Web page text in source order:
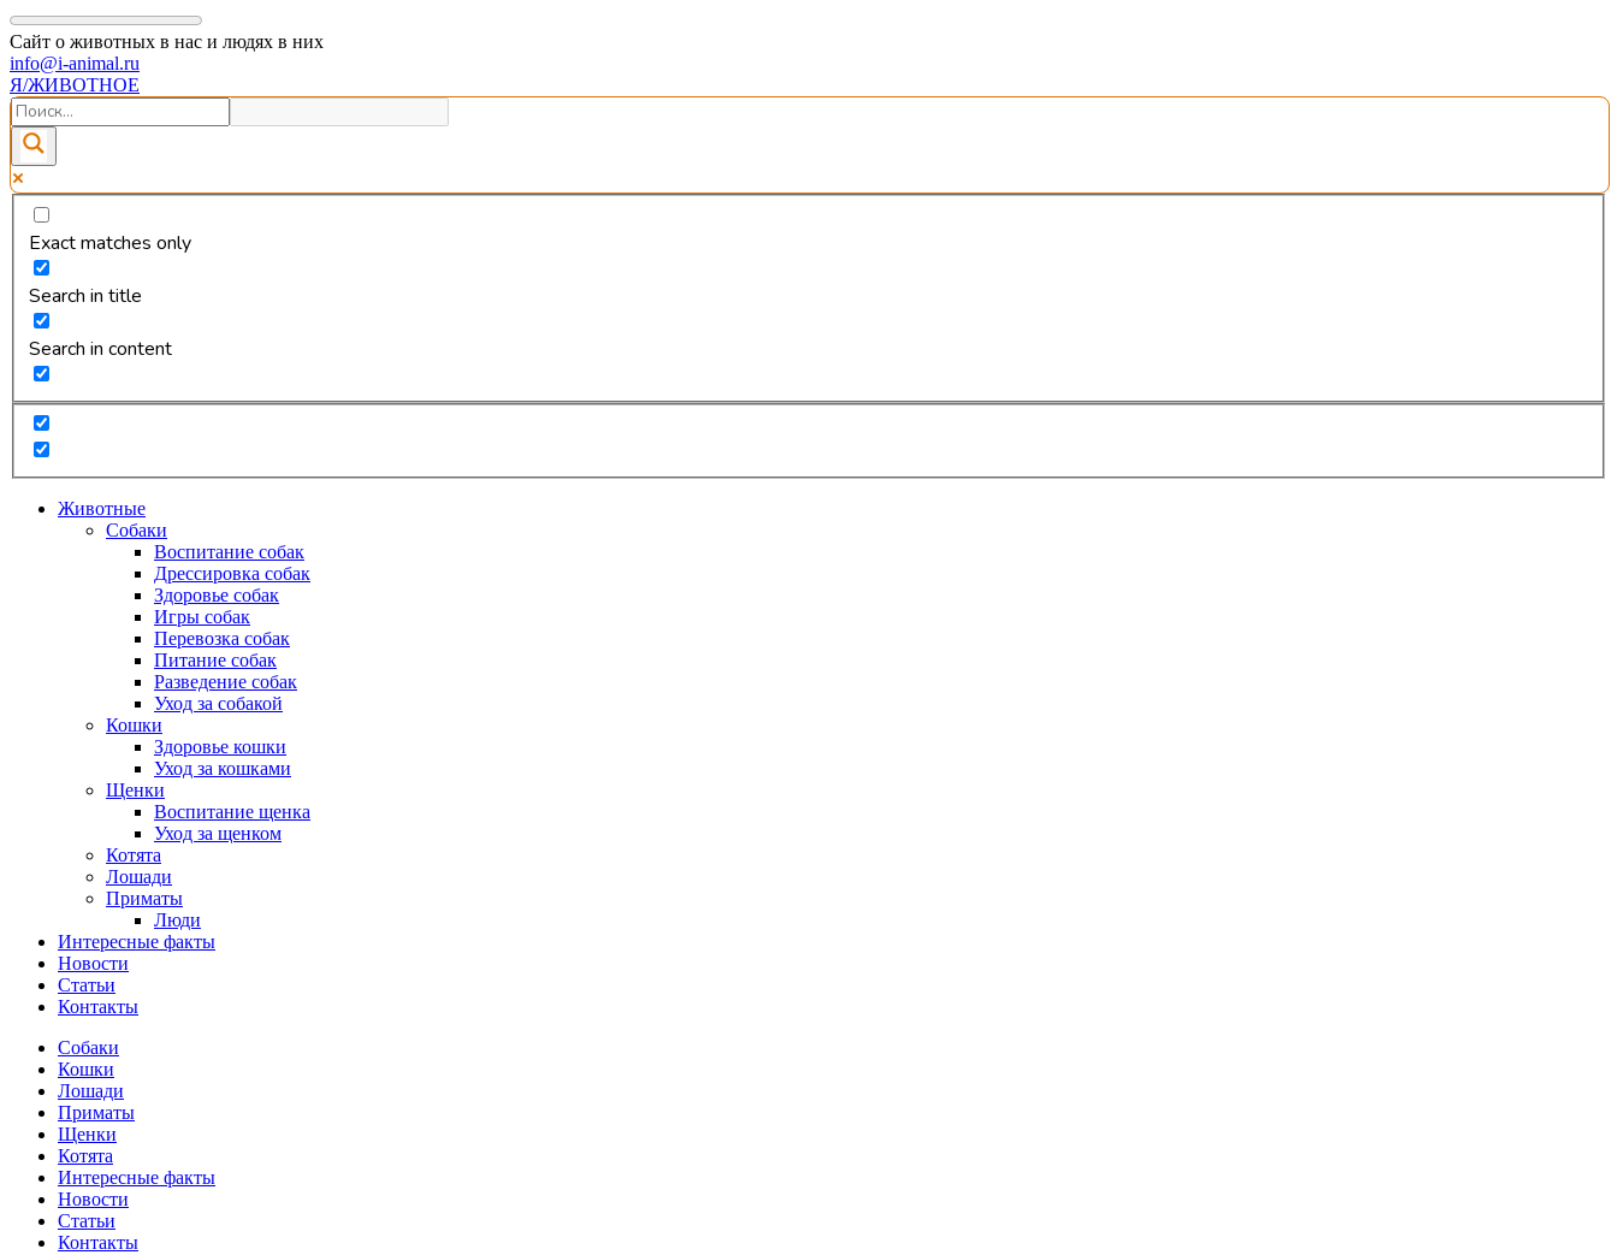
Сайт о животных в нас и людях в них
info@i-animal.ru
Я/ЖИВОТНОЕ
Exact matches only
Search in title
Search in content
Животные
Собаки
Воспитание собак
Дрессировка собак
Здоровье собак
Игры собак
Перевозка собак
Питание собак
Разведение собак
Уход за собакой
Кошки
Здоровье кошки
Уход за кошками
Щенки
Воспитание щенка
Уход за щенком
Котята
Лошади
Приматы
Люди
Интересные факты
Новости
Статьи
Контакты
Собаки
Кошки
Лошади
Приматы
Щенки
Котята
Интересные факты
Новости
Статьи
Контакты